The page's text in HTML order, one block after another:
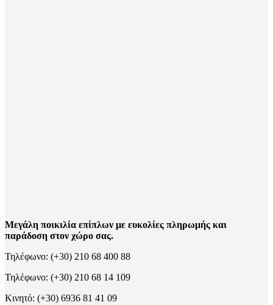
Μεγάλη ποικιλία επίπλων με ευκολίες πληρωμής και
παράδοση στον χώρο σας.
Τηλέφωνο: (+30) 210 68 400 88
Τηλέφωνο: (+30) 210 68 14 109
Κινητό: (+30) 6936 81 41 09